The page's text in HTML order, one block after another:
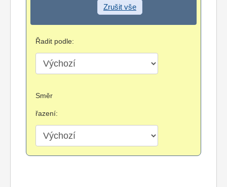
Zrušit vše
Řadit podle:
Směr
řazení: